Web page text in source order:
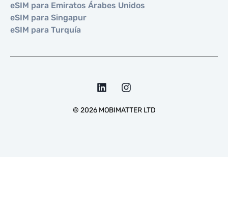
eSIM para Emiratos Árabes Unidos
eSIM para Singapur
eSIM para Turquía
© 2026MOBIMATTER LTD